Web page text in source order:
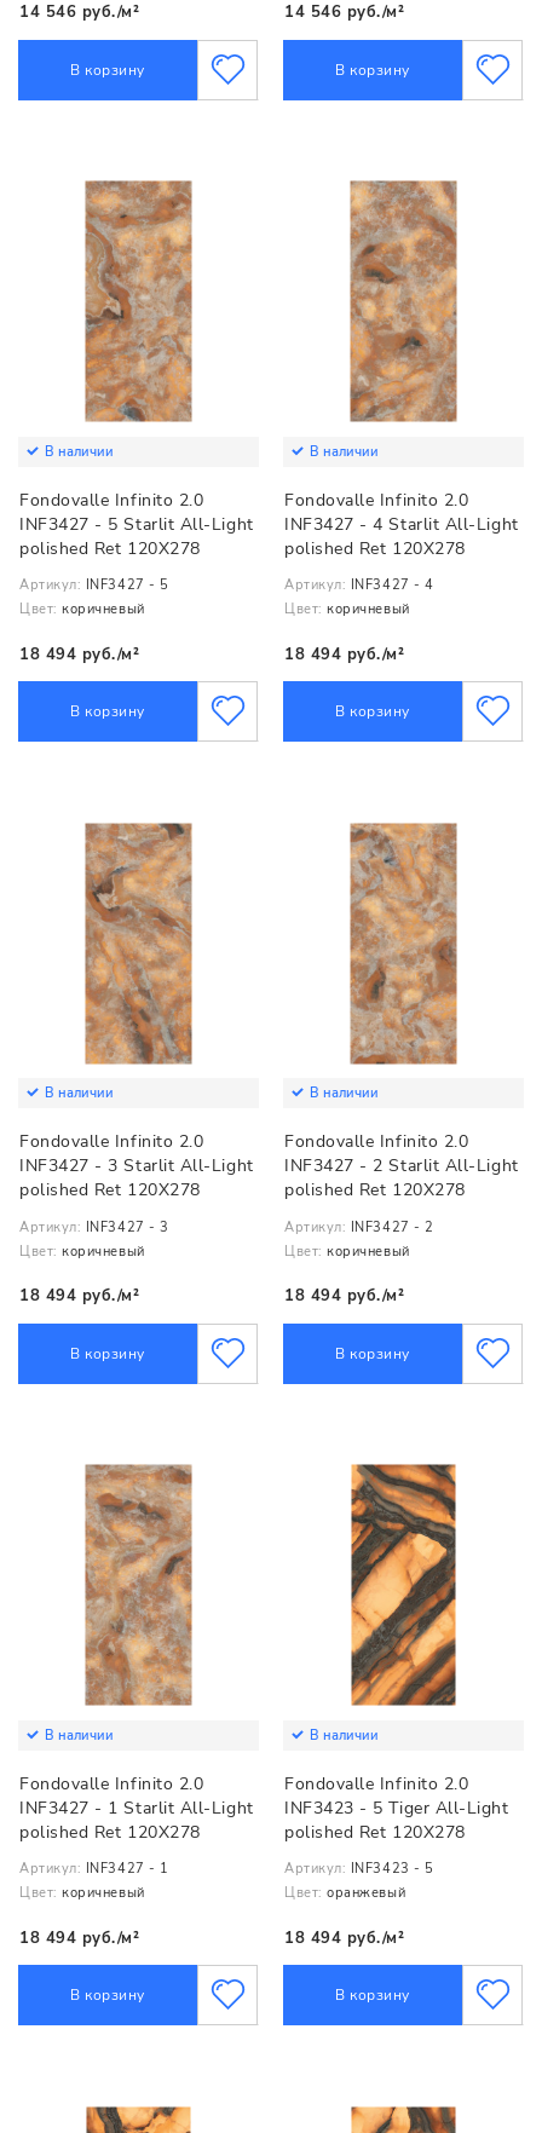
14 546 руб./м²
В корзину
14 546 руб./м²
В корзину
В наличии
Fondovalle Infinito 2.0
INF3427 - 5 Starlit All-Light
polished Ret 120X278
Артикул: INF3427 - 5
Цвет: коричневый
18 494 руб./м²
В корзину
В наличии
Fondovalle Infinito 2.0
INF3427 - 4 Starlit All-Light
polished Ret 120X278
Артикул: INF3427 - 4
Цвет: коричневый
18 494 руб./м²
В корзину
В наличии
Fondovalle Infinito 2.0
INF3427 - 3 Starlit All-Light
polished Ret 120X278
Артикул: INF3427 - 3
Цвет: коричневый
18 494 руб./м²
В корзину
В наличии
Fondovalle Infinito 2.0
INF3427 - 2 Starlit All-Light
polished Ret 120X278
Артикул: INF3427 - 2
Цвет: коричневый
18 494 руб./м²
В корзину
В наличии
Fondovalle Infinito 2.0
INF3427 - 1 Starlit All-Light
polished Ret 120X278
Артикул: INF3427 - 1
Цвет: коричневый
18 494 руб./м²
В корзину
В наличии
Fondovalle Infinito 2.0
INF3423 - 5 Tiger All-Light
polished Ret 120X278
Артикул: INF3423 - 5
Цвет: оранжевый
18 494 руб./м²
В корзину